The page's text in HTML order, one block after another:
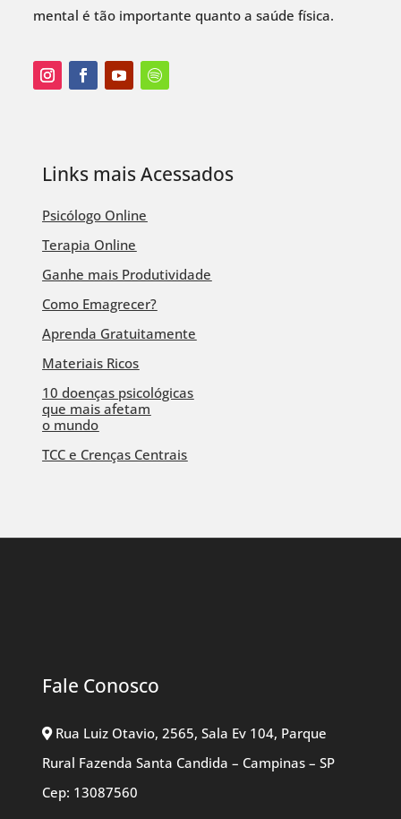
mental é tão importante quanto a saúde física.
Links mais Acessados
Psicólogo Online
Terapia Online
Ganhe mais Produtividade
Como Emagrecer?
Aprenda Gratuitamente
Materiais Ricos
10 doenças psicológicas
que mais afetam
o mundo
TCC e Crenças Centrais
Fale Conosco
Rua Luiz Otavio, 2565, Sala Ev 104, Parque
Rural Fazenda Santa Candida – Campinas – SP
Cep: 13087560